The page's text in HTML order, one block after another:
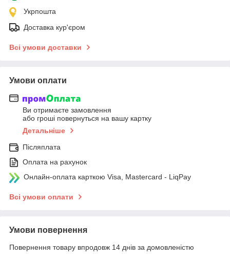
Укрпошта
Доставка кур'єром
Всі умови доставки
Умови оплати
Ви отримаєте замовлення
або гроші повернуться на вашу картку
Детальніше
Післяплата
Оплата на рахунок
Онлайн-оплата карткою Visa, Mastercard - LiqPay
Всі умови оплати
Умови повернення
Повернення товару впродовж 14 днів за домовленістю